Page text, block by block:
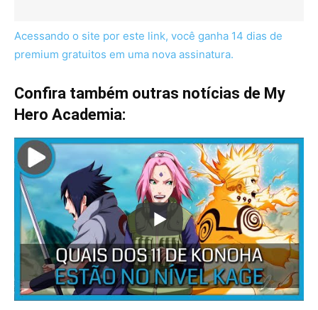
Acessando o site por este link, você ganha 14 dias de
premium gratuitos em uma nova assinatura.
Confira também outras notícias de My
Hero Academia: